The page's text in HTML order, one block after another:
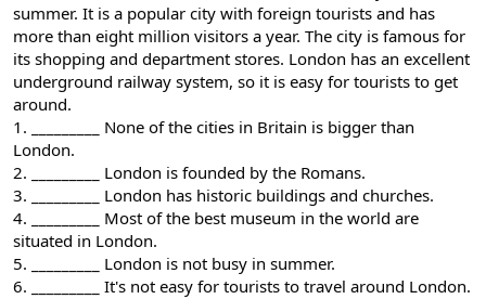
summer. It is a popular city with foreign tourists and has
more than eight million visitors a year. The city is famous for
its shopping and department stores. London has an excellent
underground railway system, so it is easy for tourists to get
around.
1. _________ None of the cities in Britain is bigger than
London.
2. _________ London is founded by the Romans.
3. _________ London has historic buildings and churches.
4. _________ Most of the best museum in the world are
situated in London.
5. _________ London is not busy in summer.
6. _________ It's not easy for tourists to travel around London.